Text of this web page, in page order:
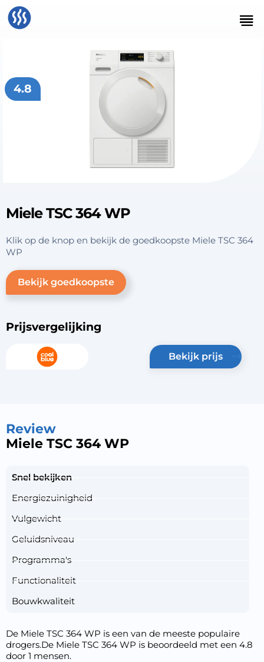
4.8
Miele TSC 364 WP
Klik op de knop en bekijk de goedkoopste Miele TSC 364
WP
Bekijk goedkoopste
Prijsvergelijking
bekijk prijs
Review
Miele TSC 364 WP
Snel bekijken
Energiezuinigheid
Vulgewicht
Geluidsniveau
Programma's
Functionaliteit
Bouwkwaliteit
De Miele TSC 364 WP is een van de meeste populaire
drogers.De Miele TSC 364 WP is beoordeeld met een 4.8
door 1 mensen.